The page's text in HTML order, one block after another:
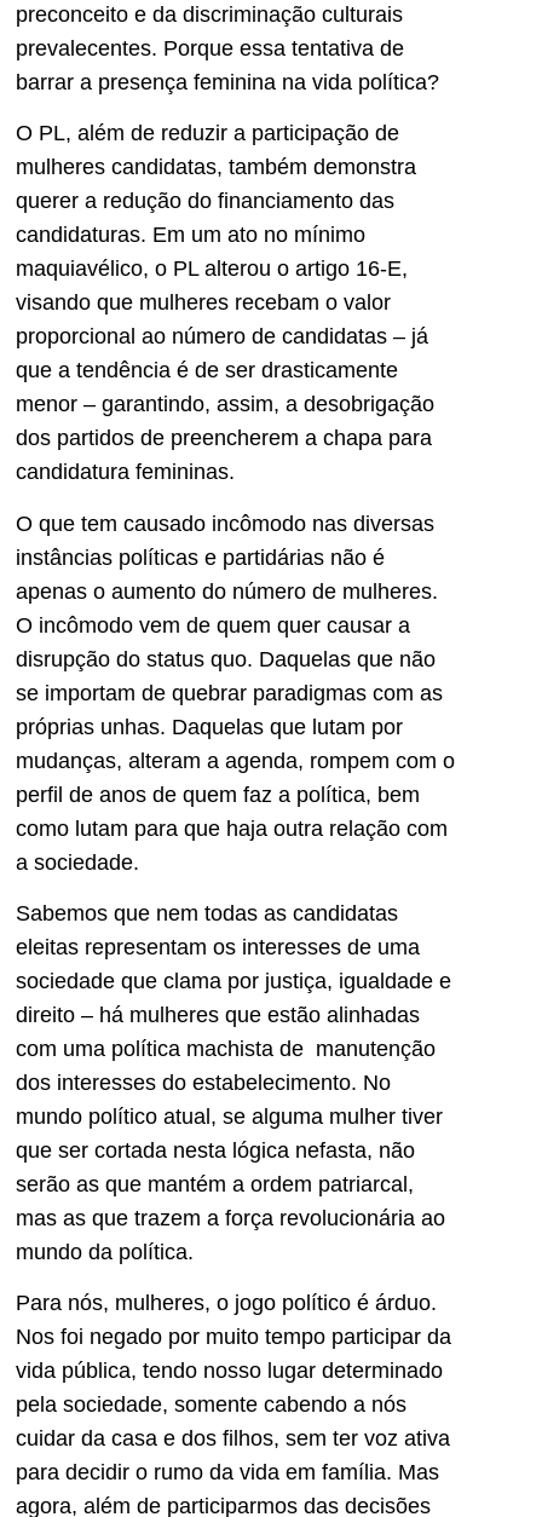
preconceito e da discriminação culturais
prevalecentes. Porque essa tentativa de
barrar a presença feminina na vida política?
O PL, além de reduzir a participação de
mulheres candidatas, também demonstra
querer a redução do financiamento das
candidaturas. Em um ato no mínimo
maquiavélico, o PL alterou o artigo 16-E,
visando que mulheres recebam o valor
proporcional ao número de candidatas – já
que a tendência é de ser drasticamente
menor – garantindo, assim, a desobrigação
dos partidos de preencherem a chapa para
candidatura femininas.
O que tem causado incômodo nas diversas
instâncias políticas e partidárias não é
apenas o aumento do número de mulheres.
O incômodo vem de quem quer causar a
disrupção do status quo. Daquelas que não
se importam de quebrar paradigmas com as
próprias unhas. Daquelas que lutam por
mudanças, alteram a agenda, rompem com o
perfil de anos de quem faz a política, bem
como lutam para que haja outra relação com
a sociedade.
Sabemos que nem todas as candidatas
eleitas representam os interesses de uma
sociedade que clama por justiça, igualdade e
direito – há mulheres que estão alinhadas
com uma política machista de manutenção
dos interesses do estabelecimento. No
mundo político atual, se alguma mulher tiver
que ser cortada nesta lógica nefasta, não
serão as que mantém a ordem patriarcal,
mas as que trazem a força revolucionária ao
mundo da política.
Para nós, mulheres, o jogo político é árduo.
Nos foi negado por muito tempo participar da
vida pública, tendo nosso lugar determinado
pela sociedade, somente cabendo a nós
cuidar da casa e dos filhos, sem ter voz ativa
para decidir o rumo da vida em família. Mas
agora, além de participarmos das decisões